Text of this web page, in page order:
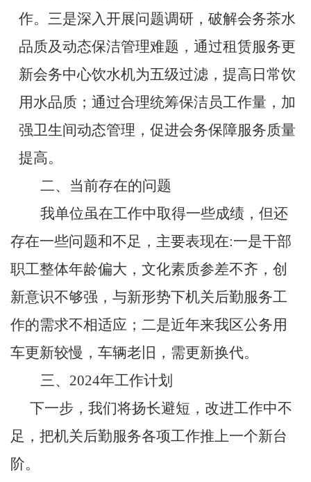
作。三是深入开展问题调研，破解会务茶水
品质及动态保洁管理难题，通过租赁服务更
新会务中心饮水机为五级过滤，提高日常饮
用水品质；通过合理统筹保洁员工作量，加
强卫生间动态管理，促进会务保障服务质量
提高。
二、当前存在的问题
我单位虽在工作中取得一些成绩，但还
存在一些问题和不足，主要表现在:一是干部
职工整体年龄偏大，文化素质参差不齐，创
新意识不够强，与新形势下机关后勤服务工
作的需求不相适应；二是近年来我区公务用
车更新较慢，车辆老旧，需更新换代。
三、 2024年工作计划
下一步，我们将扬长避短，改进工作中不
足，把机关后勤服务各项工作推上一个新台
阶。